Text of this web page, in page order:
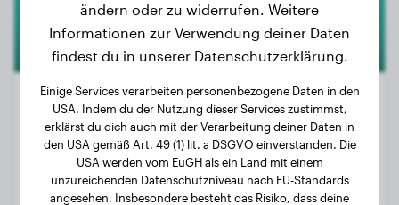
Gewicht:
13 kg
1 Jahr, 10 Monate
Geschlecht:
Rüde
ändern oder zu widerrufen. Weitere
Informationen zur Verwendung deiner Daten
findest du in unserer Datenschutzerklärung.
Einige Services verarbeiten personenbezogene Daten in den
USA. Indem du der Nutzung dieser Services zustimmst,
erklärst du dich auch mit der Verarbeitung deiner Daten in
den USA gemäß Art. 49 (1) lit. a DSGVO einverstanden. Die
USA werden vom EuGH als ein Land mit einem
unzureichenden Datenschutzniveau nach EU-Standards
angesehen. Insbesondere besteht das Risiko, dass deine